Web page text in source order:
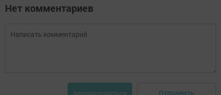
Нет комментариев
Отправить